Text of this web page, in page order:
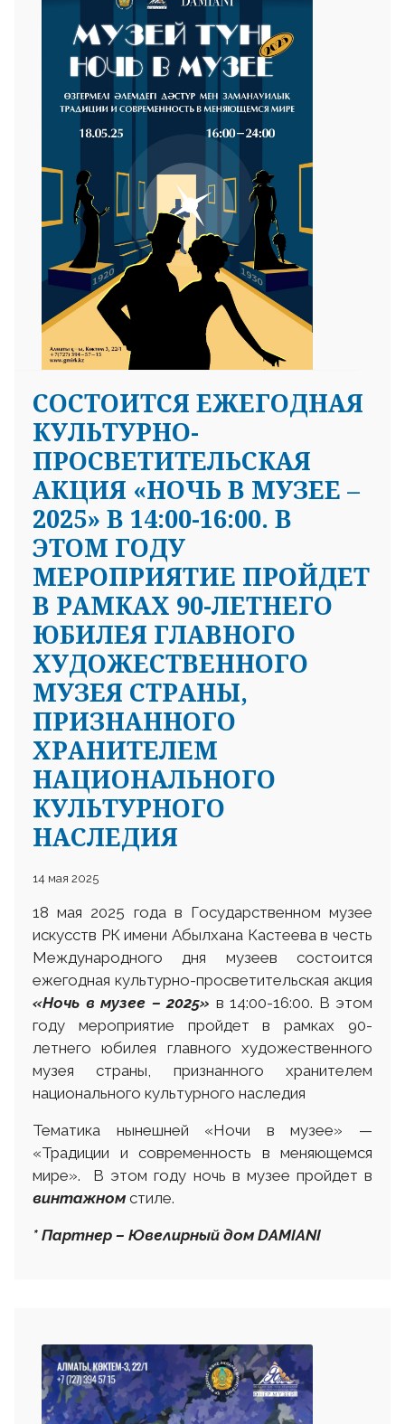
СОСТОИТСЯ ЕЖЕГОДНАЯ
КУЛЬТУРНО-
ПРОСВЕТИТЕЛЬСКАЯ
АКЦИЯ «НОЧЬ В МУЗЕЕ –
2025» В 14:00-16:00. В
ЭТОМ ГОДУ
МЕРОПРИЯТИЕ ПРОЙДЕТ
В РАМКАХ 90-ЛЕТНЕГО
ЮБИЛЕЯ ГЛАВНОГО
ХУДОЖЕСТВЕННОГО
МУЗЕЯ СТРАНЫ,
ПРИЗНАННОГО
ХРАНИТЕЛЕМ
НАЦИОНАЛЬНОГО
КУЛЬТУРНОГО
НАСЛЕДИЯ
14 мая 2025
18 мая 2025 года в Государственном музее
искусств РК имени Абылхана Кастеева в честь
Международного дня музеев состоится
ежегодная культурно-просветительская акция
«Ночь в музее – 2025» в 14:00-16:00. В этом
году мероприятие пройдет в рамках 90-
летнего юбилея главного художественного
музея страны, признанного хранителем
национального культурного наследия
Тематика нынешней «Ночи в музее» —
«Традиции и современность в меняющемся
мире». В этом году ночь в музее пройдет в
винтажном стиле.
* Партнер – Ювелирный дом DAMIANI